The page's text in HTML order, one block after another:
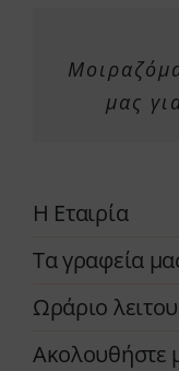
μας
Η Εταιρία
Τα γραφεία
Ωράριο
Ακολουθήστε